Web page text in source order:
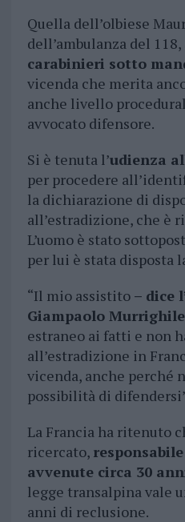
Quella dell’olbiese
dell’ambulanza del 118,
carabinieri sotto
vicenda che merita
anche livello
avvocato difensore.
Si è tenuta l’udienza
per procedere
la dichiarazione di
all’estradizione, che è
L’uomo è stato
per lui è stata disposta
“Il mio assistito– dice
Giampaolo
estraneo ai fatti e non
all’estradizione in
vicenda, anche perché
possibilità di
La Francia ha ritenuto
ricercato,
avvenute circa 30
legge transalpina vale
anni di reclusione.